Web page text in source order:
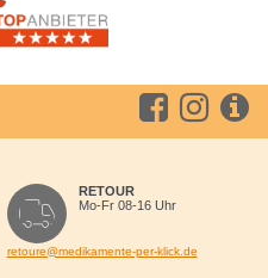
RETOUR
Mo-Fr 08-16 Uhr
retoure@medikamente-per-klick.de